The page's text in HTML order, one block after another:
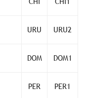
URU URU2
DOM DOM1
PER PER1